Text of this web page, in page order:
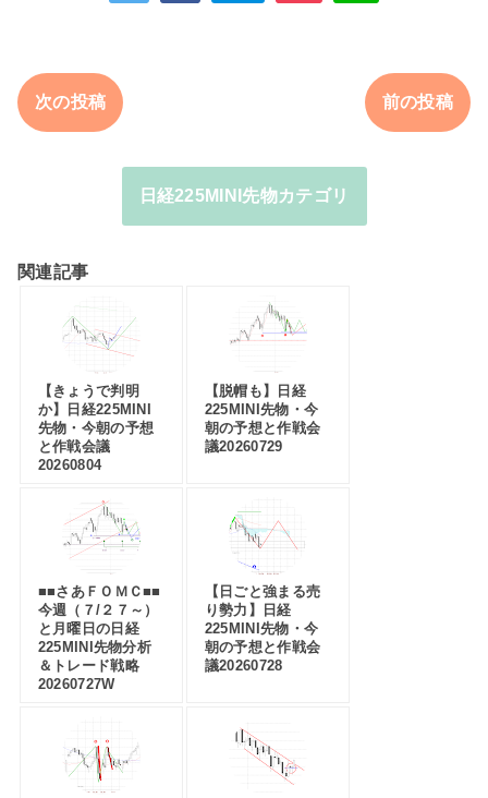
次の投稿 前の投稿
日経225MINI先物カテゴリ
関連記事
【きょうで判明
か】日経225MINI
先物・今朝の予想
と作戦会議
20260804
【脱帽も】日経
225MINI先物・今
朝の予想と作戦会
議20260729
■■さあＦＯＭＣ■■
今週（７/２７～）
と月曜日の日経
225MINI先物分析
＆トレード戦略
20260727W
【日ごと強まる売
り勢力】日経
225MINI先物・今
朝の予想と作戦会
議20260728